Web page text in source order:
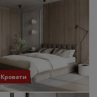
Кровати